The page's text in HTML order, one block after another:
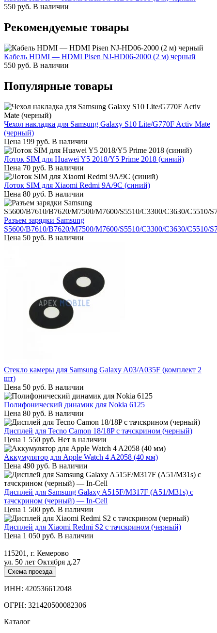
550 руб. В наличии
Рекомендуемые товары
Кабель HDMI — HDMI Pisen NJ-HD06-2000 (2 м) черный
550 руб. В наличии
Популярные товары
Чехол накладка для Samsung Galaxy S10 Lite/G770F Activ Mate
(черный)
Цена 199 руб. В наличии
Лоток SIM для Huawei Y5 2018/Y5 Prime 2018 (синий)
Цена 70 руб. В наличии
Лоток SIM для Xiaomi Redmi 9A/9C (синий)
Цена 80 руб. В наличии
Разъем зарядки Samsung
S5600/B7610/B7620/M7500/M7600/S5510/C3300/C3630/C5510/
Цена 50 руб. В наличии
Стекло камеры для Samsung Galaxy A03/A035F (комплект 2
шт)
Цена 50 руб. В наличии
Полифонический динамик для Nokia 6125
Цена 80 руб. В наличии
Дисплей для Tecno Camon 18/18P с тачскрином (черный)
Цена 1 550 руб. Нет в наличии
Аккумулятор для Apple Watch 4 A2058 (40 мм)
Цена 490 руб. В наличии
Дисплей для Samsung Galaxy A515F/M317F (A51/M31s) с
тачскрином (черный) — In-Cell
Цена 1 500 руб. В наличии
Дисплей для Xiaomi Redmi S2 с тачскрином (черный)
Цена 1 050 руб. В наличии
115201, г. Кемерово
ул. 50 лет Октября д.27
Схема проезда
ИНН: 420536612048
ОГРН: 321420500082306
Каталог